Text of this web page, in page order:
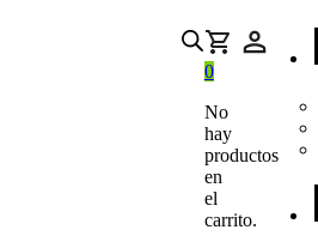
0
No
hay
productos
en
el
carrito.